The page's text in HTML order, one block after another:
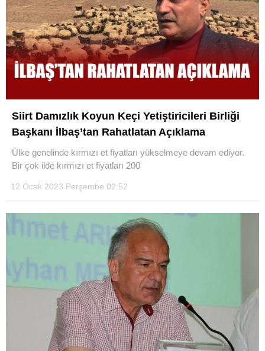
Facebook
Instagram
Youtube
Siirt Damızlık Koyun Keçi Yetiştiricileri Birliği
Başkanı İlbaş’tan Rahatlatan Açıklama
Ülke genelinde kırmızı et fiyatları yükselmeye devam ediyor.
Bir çok ilde kırmızı et fiyatları 200
12 Ocak 2023 Perşembe 02:52